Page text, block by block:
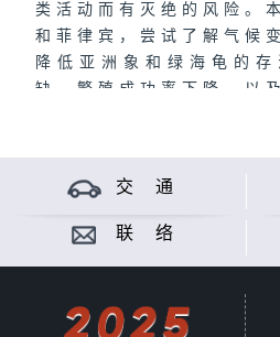
类活动而有灭绝的风险。
和菲律宾，尝试了解气候
降低亚洲象和绿海龟的
缺、繁殖成功率下降，以
居住环境造成干扰；沿途
的「物种大灭絶」，而今
的第六次。虽然迁往较凉
离暖化气候的一个方法，
种的命运。 一连两集，
林、海洋和自然栖息地，
交 通
联 络